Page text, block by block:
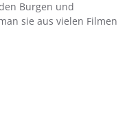
Burgen und
sie aus vielen Filmen